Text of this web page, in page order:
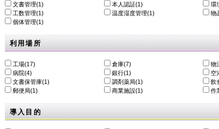
文書管理(1)
本人認証(1)
環
工数管理(1)
温度湿度管理(1)
物
個体管理(1)
利用場所
工場(17) 倉庫(7)
物
病院(4)
銀行(1)
空
文書保管庫(1)
調剤薬局(1)
飲
郵便局(1)
商業施設(1) 作
導入目的